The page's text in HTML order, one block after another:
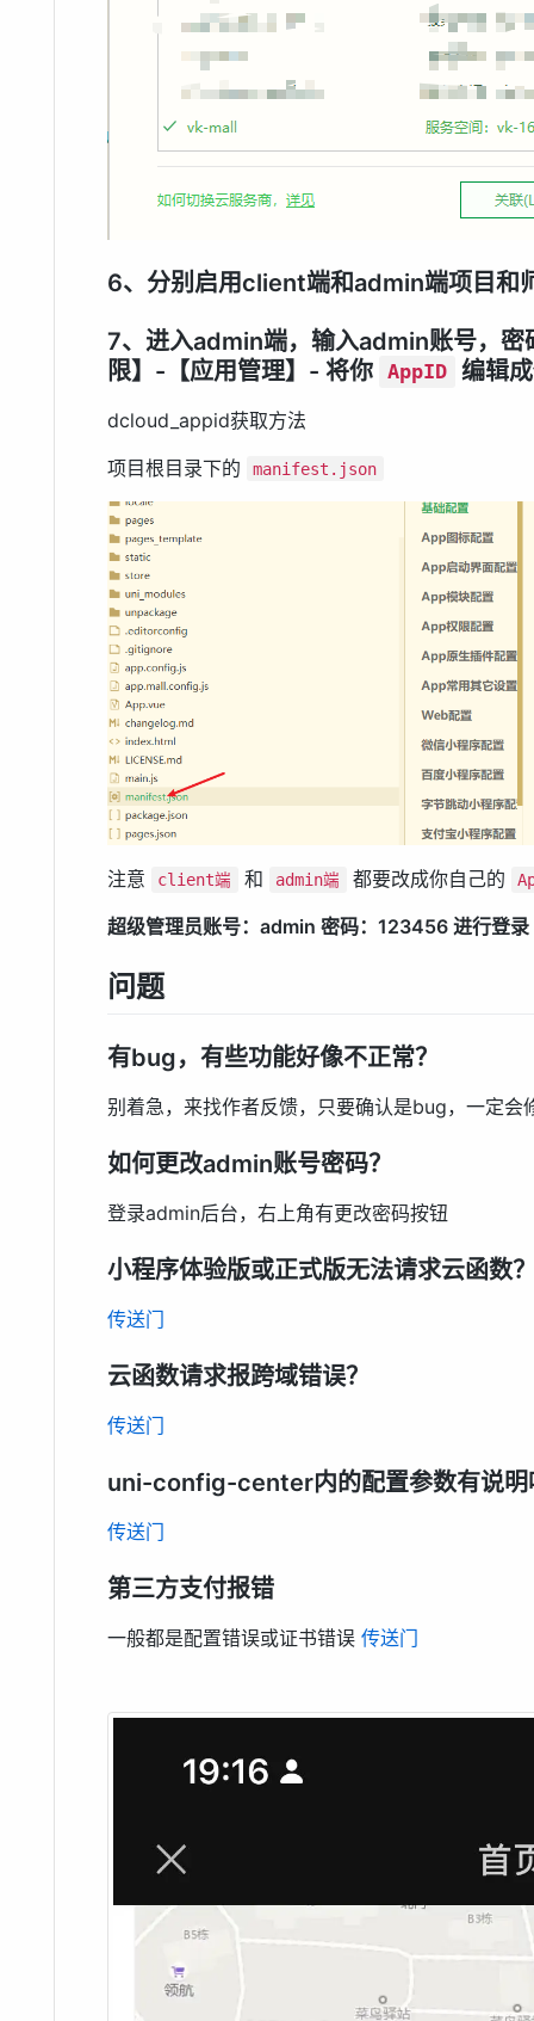
6、分别启用client端和admin端项目和
7、进入admin端，输入admin账号，
限】-【应用管理】- 将你 AppID 编辑
dcloud_appid获取方法
项目根目录下的
manifest.json
注意 client端 和 admin端 都要改成你自己的
超级管理员账号：admin 密码：123456 进行登录
问题
有bug，有些功能好像不正常？
别着急，来找作者反馈，只要确认是bug，一定会
如何更改admin账号密码？
登录admin后台，右上角有更改密码按钮
小程序体验版或正式版无法请求云函数
传送门
云函数请求报跨域错误？
传送门
uni-config-center内的配置参数有说明
传送门
第三方支付报错
一般都是配置错误或证书错误 传送门